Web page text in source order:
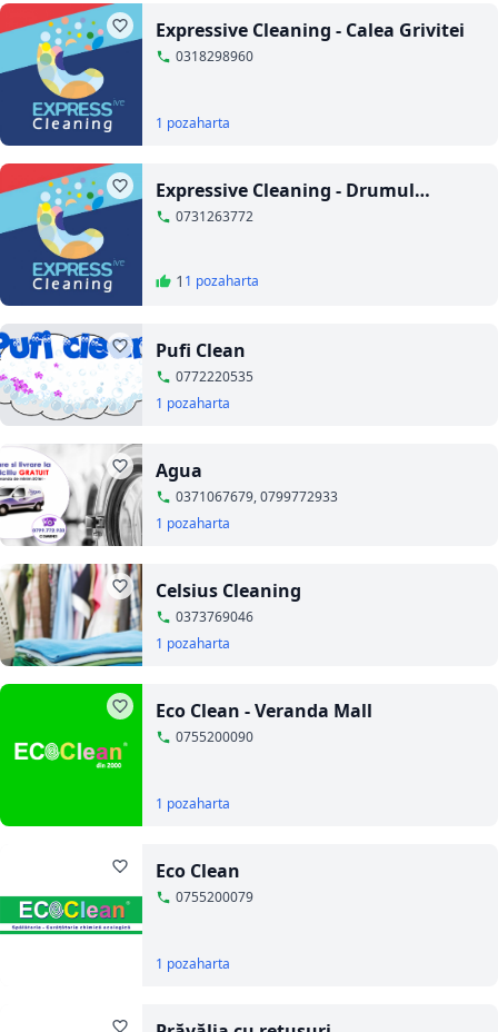
Expressive Cleaning - Calea Grivitei
0318298960
1 pozaharta
Expressive Cleaning - Drumul
Gazarului
0731263772
1 1 pozaharta
Pufi Clean
0772220535
1 pozaharta
Agua
0371067679, 0799772933
1 pozaharta
Celsius Cleaning
0373769046
1 pozaharta
Eco Clean - Veranda Mall
0755200090
1 pozaharta
Eco Clean
0755200079
1 pozaharta